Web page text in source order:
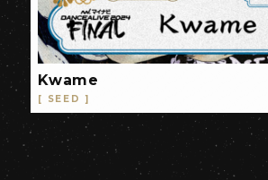
Kwame
[ SEED ]